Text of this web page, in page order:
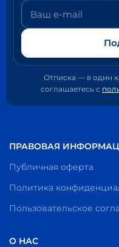
Отписка — в один
соглашаетесь с
ПРАВОВАЯ
Публичная оферта
Политика
Пользовательское
О НАС